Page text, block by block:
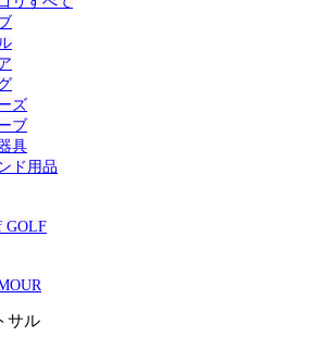
ズ
ブ
具
ド用品
GOLF
サル